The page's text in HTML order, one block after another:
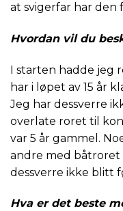
at svigerfar har den
Hvordan vil du
I starten hadde jeg
har i løpet av 15 år
Jeg har dessverre
overlate roret til
var 5 år gammel.
andre med båtroret
dessverre ikke blitt
Hva er det beste